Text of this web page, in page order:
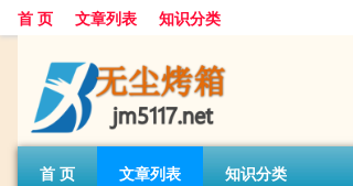
首 页 文章列表 知识分类
首 页 文章列表 知识分类